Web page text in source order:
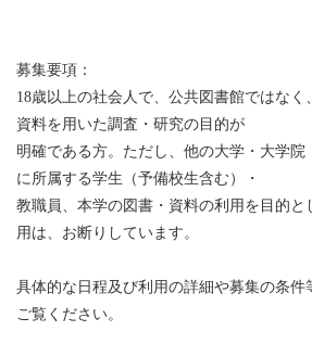
募集要項：
18歳以上の社会人で、公共図書館ではなく
資料を用いた調査・研究の目的が
明確である方。ただし、他の大学・大学院
に所属する学生（予備校生含む）・
教職員、本学の図書・資料の利用を目的と
用は、お断りしています。
具体的な日程及び利用の詳細や募集の条件
ご覧ください。